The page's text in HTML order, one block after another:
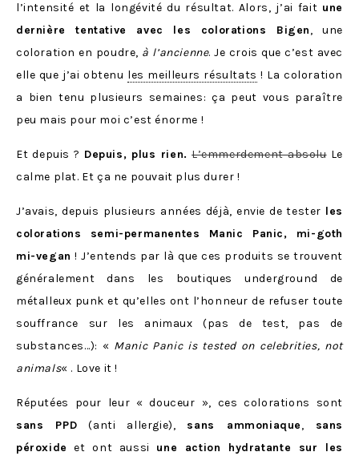
l’intensité et la longévité du résultat. Alors, j’ai fait une
dernière tentative avec les colorations Bigen, une
coloration en poudre, à l’ancienne. Je crois que c’est avec
elle que j’ai obtenu les meilleurs résultats ! La coloration
a bien tenu plusieurs semaines: ça peut vous paraître
peu mais pour moi c’est énorme !
Et depuis ? Depuis, plus rien. L’emmerdement absoluLe
calme plat. Et ça ne pouvait plus durer !
J’avais, depuis plusieurs années déjà, envie de tester les
colorations semi-permanentes Manic Panic, mi-goth
mi-vegan ! J’entends par là que ces produits se trouvent
généralement dans les boutiques underground de
métalleux punk et qu’elles ont l’honneur de refuser toute
souffrance sur les animaux (pas de test, pas de
substances…): « Manic Panic is tested on celebrities, not
animals« . Love it !
Réputées pour leur « douceur », ces colorations sont
sans PPD (anti allergie), sans ammoniaque, sans
péroxide et ont aussi une action hydratante sur les